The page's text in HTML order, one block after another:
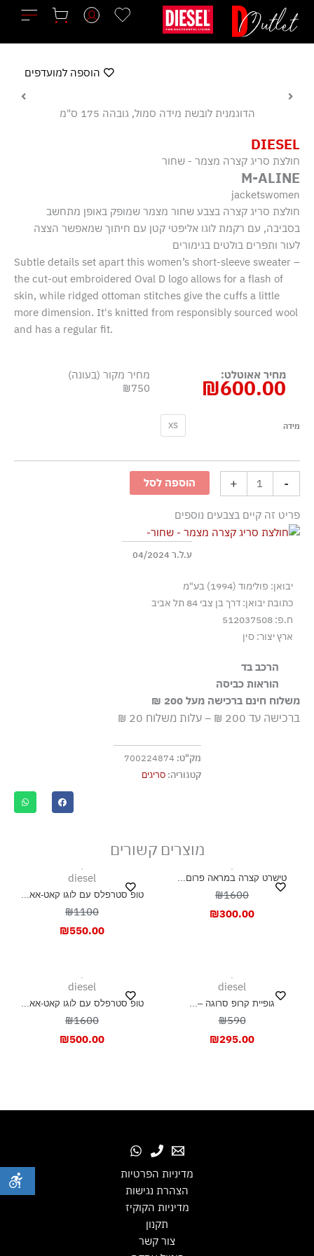
לתוכן
DIESEL
חולצת סריג קצרה מצמר - שחור
M-ALINE
jacketswomen
חולצת סריג קצרה בצבע שחור מצמר שמופק באופן מתחשב
בסביבה, עם רקמת לוגו אליפטי קטן עם חיתוך שמאפשר הצצה
לעור ותפרים בולטים בגימורים
Subtle details set apart this women’s short-sleeve sweater –
the cut-out embroidered Oval D logo allows for a flash of
skin, while ridged ottoman stitches give the cuffs a little
more dimension. It's knitted from responsibly sourced wool
and has a regular fit.
מחיר אאוטלט:
₪600.00
מחיר מקור (בעונה)
₪750
מידה XS
-
סריג
קצרה
-
שחור
+ הוספה לסל
פריט זה קיים בצבעים נוספים
ע.ל.ר 04/2024
יבואן: פולימוד (1994) בע"מ
כתובת יבואן: דרך בן צבי 84 תל אביב
ח.פ: 512037508
ארץ יצור: סין
הרכב בד
100% צמר
הוראות כביסה
שטיפה ידנית
ללא חומרי הלבנה, ללא השריה
גיהוץ בחום נמוך
בגד לניקוי יבש (עדין)
משלוח חינם ברכישה מעל 200 ₪
ברכישה עד 200 ₪ – עלות משלוח 20 ₪
מק"ט: 700224874
קטגוריה:סריגים
הוספה למועדפים
הדוגמנית לובשת מידה סמול, גובהה 175 ס"מ
מוצרים קשורים
טישרט קצרה במראה פרום...
₪1600
₪300.00
diesel
טופ סטרפלס עם לוגו קאט-אא...
₪1100
₪550.00
diesel
גופיית קרופ סרוגה –...
₪590
₪295.00
diesel
טופ סטרפלס עם לוגו קאט-אא...
₪1600
₪500.00
מדיניות הפרטיות
הצהרת נגישות
מדיניות הקוקיז
תקנון
צור קשר